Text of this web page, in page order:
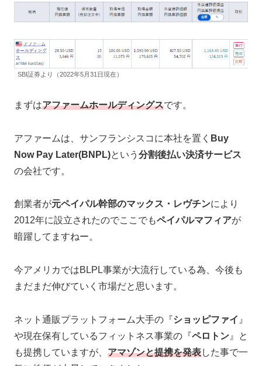
SBI証券より（2022年5月31日現在）
まずはアファームホールディングスです。
アファームは、サンフランシスコに本社を置く Buy
Now Pay Later(BNPL)という 分割後払い決済サービス
の会社です。
創業者が元ペイパル幹部のマックス・レヴチンにより
2012年に設立されたのでここでもペイパルマフィアが
暗躍してますねー。
今アメリカではBLPL事業が大流行している為、今後も
まだまだ伸びていく市場だと思います。
ネット通販プラットフォーム大手の『ショッピファイ 』
や現在保有しているフィットネス事業の『ペロトン 』と
も提携していますが、 アマゾンと提携を発表した事で一